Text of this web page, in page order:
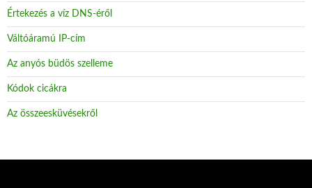
Értekezés a víz DNS-éről
Váltóáramú IP-cím
Az anyós büdös szelleme
Kódok cicákra
Az összeesküvésekről